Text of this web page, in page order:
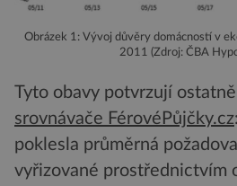
Obrázek 1: Vývoj důvěry domácností v
2011 (Zdroj: ČBA
Tyto obavy potvrzují
srovnávače FérovéPůjčky.cz
poklesla průměrná
vyřizované prostřednictvím